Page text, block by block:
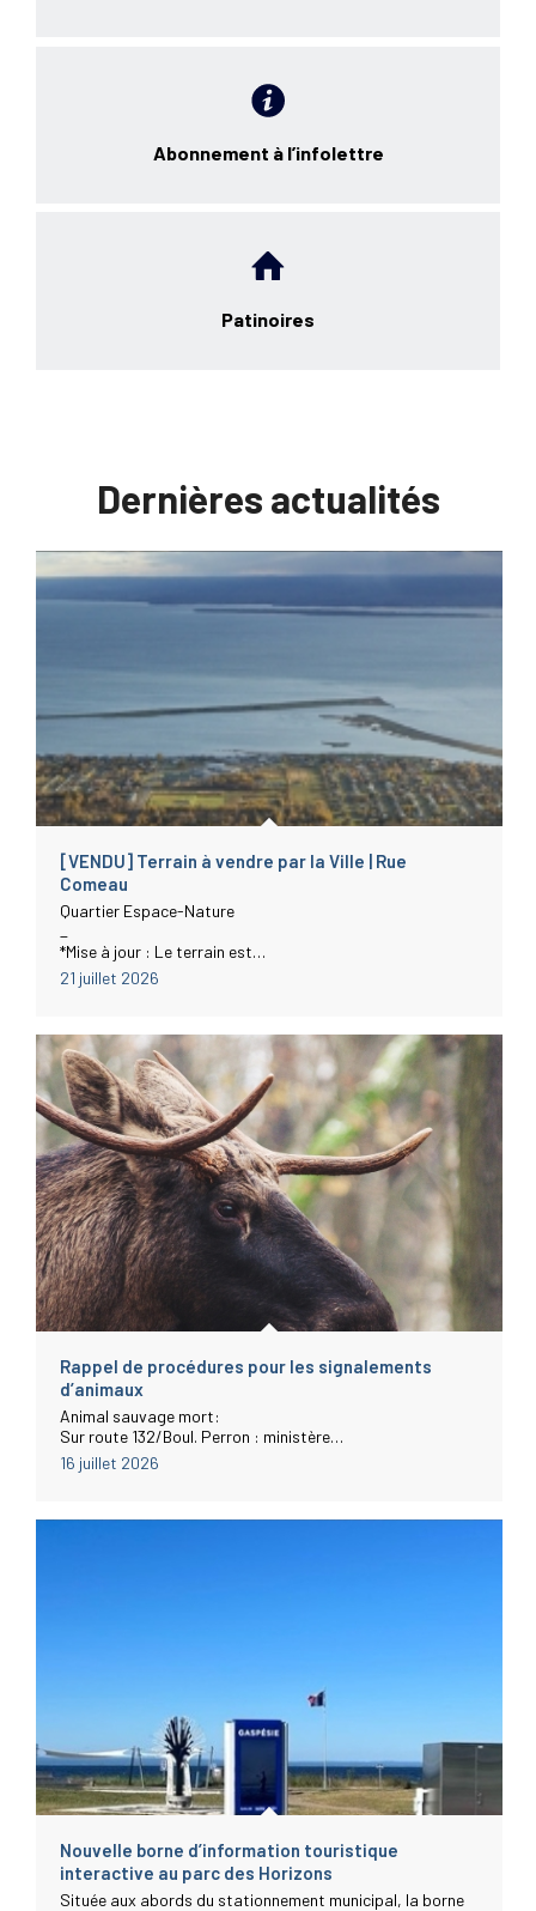
Abonnement à l’infolettre
Patinoires
Dernières actualités
[VENDU] Terrain à vendre par la Ville | Rue
Comeau
Quartier Espace-Nature
*Mise à jour : Le terrain est…
21 juillet 2026
Rappel de procédures pour les signalements
d’animaux
Animal sauvage mort:
Sur route 132/Boul. Perron : ministère…
16 juillet 2026
Nouvelle borne d’information touristique
interactive au parc des Horizons
Située aux abords du stationnement municipal, la borne